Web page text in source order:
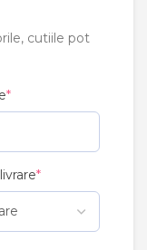
cutiile pot
*
*